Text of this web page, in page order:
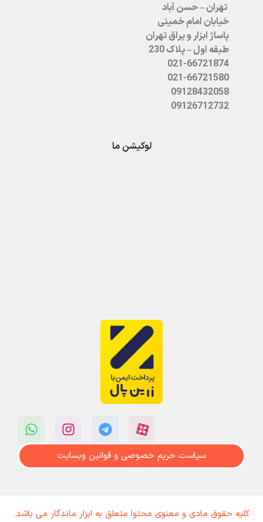
تهران – حسن آباد
خیابان امام خمینی
پاساژ ابزار و یراق تهران
طبقه اول – پلاک 230
021-66721874
021-66721580
09128432058
09126712732
لوکیشن ما
سیاست حریم خصوصی و قوانین وبسایت
کلیه حقوق مادی و معنوی محتوا متعلق به ابزار ماندگار می باشد.